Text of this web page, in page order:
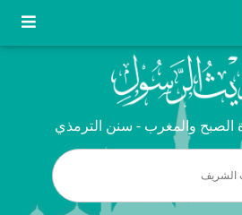
والمغرب - سنن الترمذي